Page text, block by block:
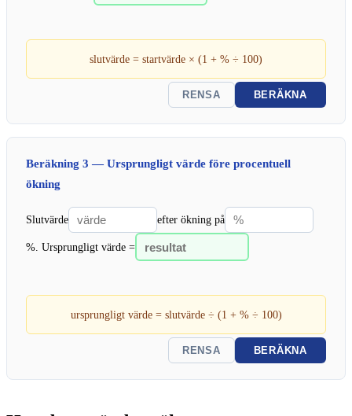
slutvärde = startvärde × (1 + % ÷ 100)
RENSA BERÄKNA
Beräkning 3 — Ursprungligt värde före procentuell
ökning
Slutvärde efter ökning på
%. Ursprungligt värde =
ursprungligt värde = slutvärde ÷ (1 + % ÷ 100)
RENSA BERÄKNA